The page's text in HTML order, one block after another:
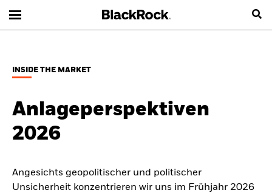
INSIDE THE MARKET
Anlageperspektiven
2026
Angesichts geopolitischer und politischer
Unsicherheit konzentrieren wir uns im Frühjahr 2026